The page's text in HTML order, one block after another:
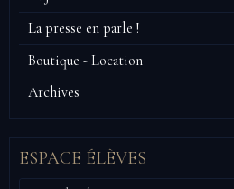
Archives
La presse en parle !
Boutique - Location
ESPACE ÉLÈVES